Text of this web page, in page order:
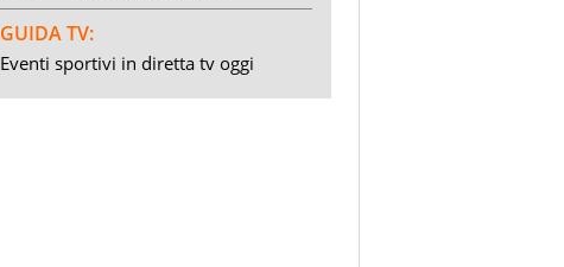
GUIDA TV:
Eventi sportivi in diretta tv oggi